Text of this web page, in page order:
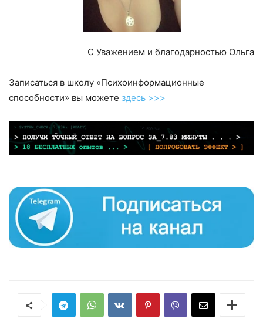
С Уважением и благодарностью Ольга
Записаться в школу «Психоинформационные
способности» вы можете здесь >>>